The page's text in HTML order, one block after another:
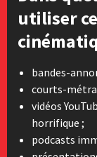
utiliser
bandes-
courts-
vidéos
horrifique ;
podcasts